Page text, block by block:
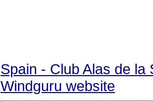
Spain - Club Alas de
Windguru website